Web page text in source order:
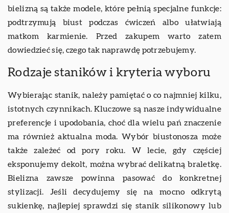
bielizną są także modele, które pełnią specjalne funkcje:
podtrzymują biust podczas ćwiczeń albo ułatwiają
matkom karmienie. Przed zakupem warto zatem
dowiedzieć się, czego tak naprawdę potrzebujemy.
Rodzaje staników i kryteria wyboru
Wybierając stanik, należy pamiętać o co najmniej kilku,
istotnych czynnikach. Kluczowe są nasze indywidualne
preferencje i upodobania, choć dla wielu pań znaczenie
ma również aktualna moda. Wybór biustonosza może
także zależeć od pory roku. W lecie, gdy częściej
eksponujemy dekolt, można wybrać delikatną braletkę.
Bielizna zawsze powinna pasować do konkretnej
stylizacji. Jeśli decydujemy się na mocno odkrytą
sukienkę, najlepiej sprawdzi się stanik silikonowy lub